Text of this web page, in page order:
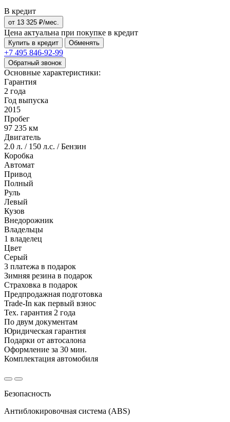
В кредит
от 13 325 ₽/мес.
Цена актуальна при покупке в кредит
Купить в кредит Обменять
+7 495 846-92-99
Обратный звонок
Основные характеристики:
Гарантия
2 года
Год выпуска
2015
Пробег
97 235 км
Двигатель
2.0 л. / 150 л.с. / Бензин
Коробка
Автомат
Привод
Полный
Руль
Левый
Кузов
Внедорожник
Владельцы
1 владелец
Цвет
Серый
3 платежа в подарок
Зимняя резина в подарок
Страховка в подарок
Предпродажная подготовка
Trade-In как первый взнос
Тех. гарантия 2 года
По двум документам
Юридическая гарантия
Подарки от автосалона
Оформление за 30 мин.
Комплектация автомобиля
Безопасность
Антиблокировочная система (ABS)